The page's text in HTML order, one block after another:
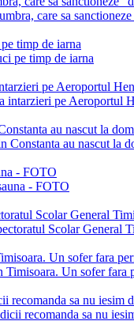
timp de iarna
pe Aeroportul
au nascut la
- FOTO
Scolar General
Un sofer fara
sa nu iesim